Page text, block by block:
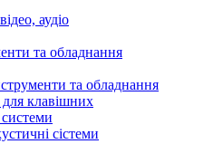
аудіо
та обладнання
та обладнання
клавішних
сістеми